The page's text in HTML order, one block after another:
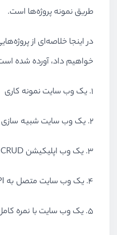
طریق نمونه پروژه‌ها است.
در اینجا خلاصه‌ای از
خواهیم داد، آورده شده
۱. یک وب سایت نمونه کاری
۲. یک وب سایت شبیه سازی شده
۳. یک وب اپلیکیشن CRUD
۴. یک وب سایت متصل به
۵. یک وب سایت با نمره کامل